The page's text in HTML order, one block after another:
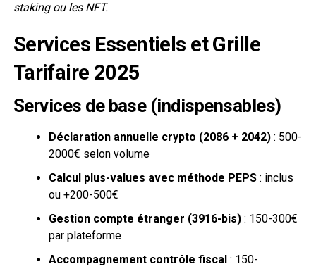
staking ou les NFT.
Services Essentiels et Grille
Tarifaire 2025
Services de base (indispensables)
Déclaration annuelle crypto (2086 + 2042): 500-
2000€ selon volume
Calcul plus-values avec méthode PEPS: inclus
ou +200-500€
Gestion compte étranger (3916-bis): 150-300€
par plateforme
Accompagnement contrôle fiscal: 150-